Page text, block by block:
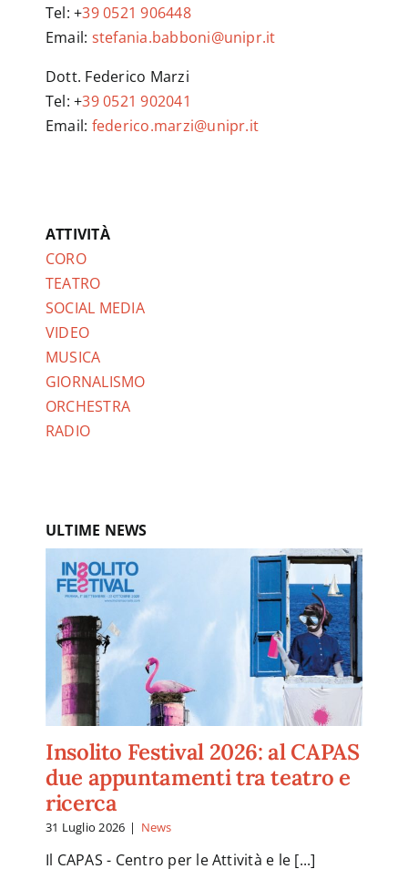
Tel: +39 0521 906448
Email: stefania.babboni@unipr.it
Dott. Federico Marzi
Tel: +39 0521 902041
Email: federico.marzi@unipr.it
ATTIVITÀ
CORO
TEATRO
SOCIAL MEDIA
VIDEO
MUSICA
GIORNALISMO
ORCHESTRA
RADIO
ULTIME NEWS
Insolito Festival 2026: al CAPAS
due appuntamenti tra teatro e
ricerca
31 Luglio 2026 | News
Il CAPAS - Centro per le Attività e le [...]